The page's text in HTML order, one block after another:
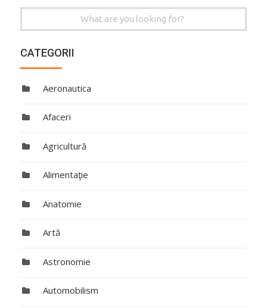
for:
CATEGORII
Aeronautica
Afaceri
Agricultură
Alimentaţie
Anatomie
Artă
Astronomie
Automobilism